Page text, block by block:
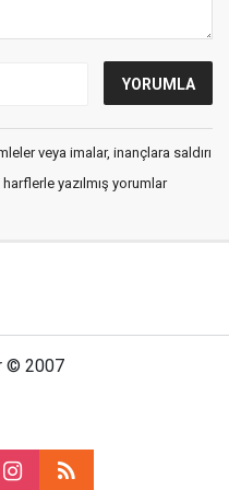
veya imalar, inançlara saldırı
yazılmış yorumlar
© 2007